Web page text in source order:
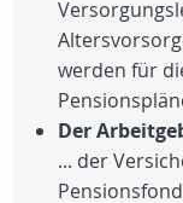
werden für
Der
... der